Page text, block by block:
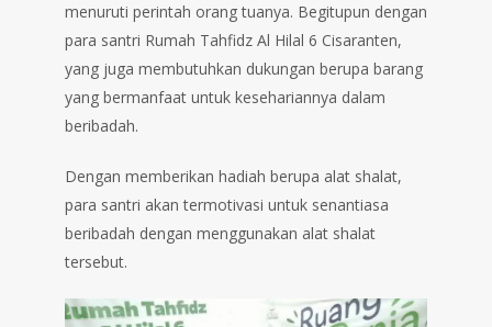
menuruti perintah orang tuanya. Begitupun dengan
para santri Rumah Tahfidz Al Hilal 6 Cisaranten,
yang juga membutuhkan dukungan berupa barang
yang bermanfaat untuk kesehariannya dalam
beribadah.
Dengan memberikan hadiah berupa alat shalat,
para santri akan termotivasi untuk senantiasa
beribadah dengan menggunakan alat shalat
tersebut.